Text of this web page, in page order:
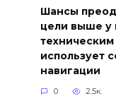
Шансы
цели выше у
использует
навигации
0 2.5к.